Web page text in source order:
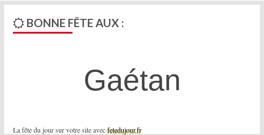
BONNE FÊTE AUX :
La fête du jour sur votre site avecfetedujour.fr
Gaétan